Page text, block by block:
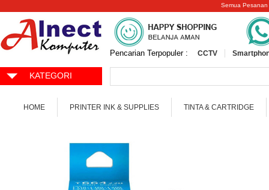
Semua Pesanan
Pencarian Terpopuler : CCTV
KATEGORI
HOME PRINTER INK & SUPPLIES TINTA & CARTRIDGE